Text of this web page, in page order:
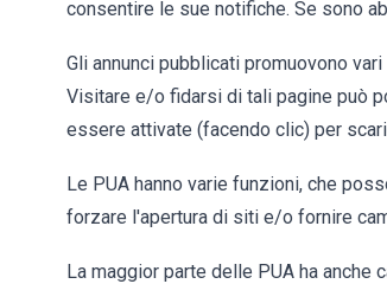
consentire le sue notifiche. Se sono
Gli annunci pubblicati promuovono
Visitare e/o fidarsi di tali pagine può
essere attivate (facendo clic) per
Le PUA hanno varie funzioni, che
forzare l'apertura di siti e/o fornire
La maggior parte delle PUA ha